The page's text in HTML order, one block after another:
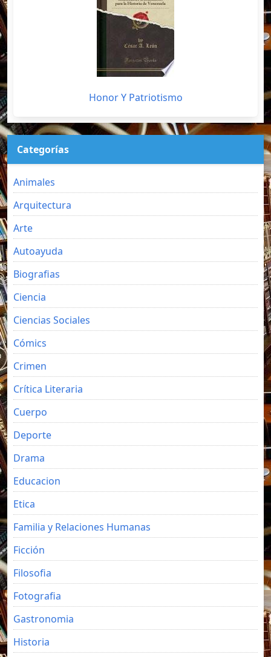
Honor Y Patriotismo
Categorías
Animales
Arquitectura
Arte
Autoayuda
Biografias
Ciencia
Ciencias Sociales
Cómics
Crimen
Crítica Literaria
Cuerpo
Deporte
Drama
Educacion
Etica
Familia y Relaciones Humanas
Ficción
Filosofia
Fotografia
Gastronomia
Historia